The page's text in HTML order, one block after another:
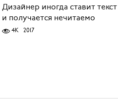
Дизайнер иногда ставит
и получается нечитаемо
4K 2017